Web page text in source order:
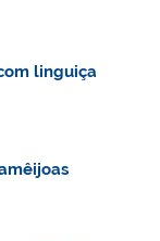
linguiça